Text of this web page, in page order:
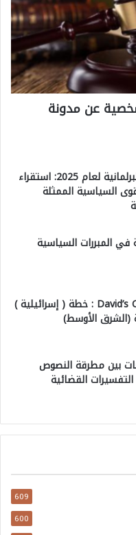
عن مدونة
خارطة الانتخابات البرلمانية لعام 2025: استقراء
السياسية الممثلة
في المبررات السياسية
ممر داوود David’s Corrido : خطة ( إسرائيلية )
(الشرق الأوسط)
بين مطرقة النصوص
القضائية
609
600